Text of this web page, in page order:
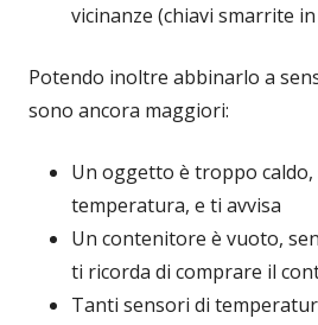
vicinanze (chiavi smarrite
Potendo inoltre abbinarlo a
sono ancora maggiori:
Un oggetto è troppo caldo,
temperatura, e ti avvisa
Un contenitore è vuoto,
ti ricorda di comprare il
Tanti sensori di